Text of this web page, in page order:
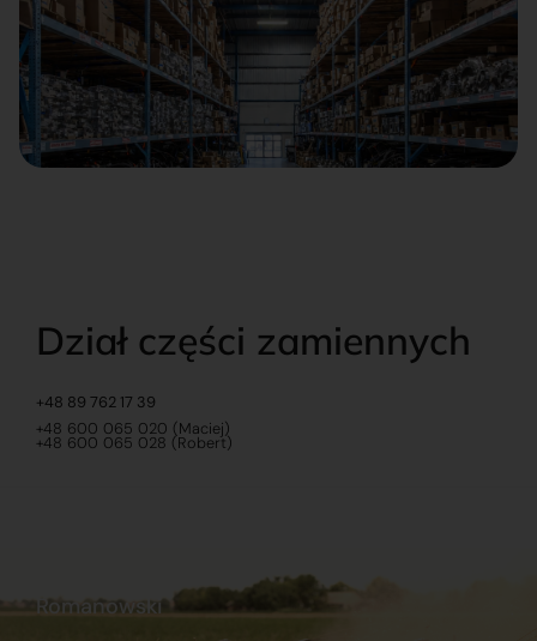
Dział części zamiennych
+48 89 762 17 39
+48 600 065 020 (Maciej)
+48 600 065 028 (Robert)
Romanowski